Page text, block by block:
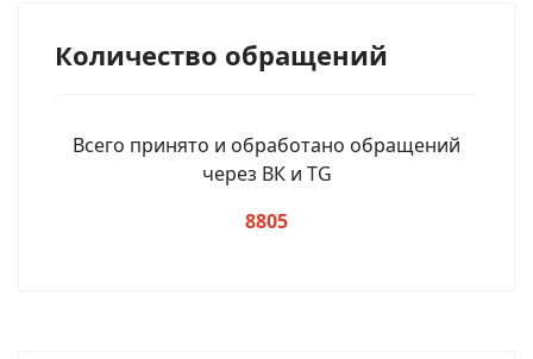
Количество обращений
Всего принято и обработано обращений
через ВК и TG
8805